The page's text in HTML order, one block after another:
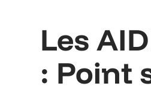
Les
: Point